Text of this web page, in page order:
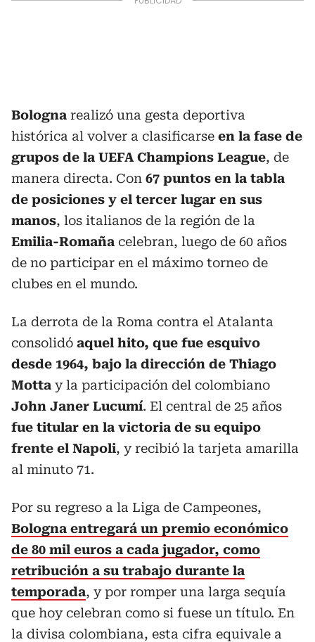
Bologna realizó una gesta deportiva
histórica al volver a clasificarse en la fase de
grupos de la UEFA Champions League, de
manera directa. Con 67 puntos en la tabla
de posiciones y el tercer lugar en sus
manos, los italianos de la región de la
Emilia-Romaña celebran, luego de 60 años
de no participar en el máximo torneo de
clubes en el mundo.
La derrota de la Roma contra el Atalanta
consolidó aquel hito, que fue esquivo
desde 1964, bajo la dirección de Thiago
Motta y la participación del colombiano
John Janer Lucumí. El central de 25 años
fue titular en la victoria de su equipo
frente el Napoli, y recibió la tarjeta amarilla
al minuto 71.
Por su regreso a la Liga de Campeones,
Bologna entregará un premio económico
de 80 mil euros a cada jugador, como
retribución a su trabajo durante la
temporada, y por romper una larga sequía
que hoy celebran como si fuese un título. En
la divisa colombiana, esta cifra equivale a